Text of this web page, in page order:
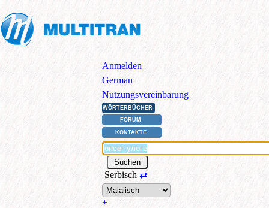
Anmelden |
German |
Nutzungsvereinbarung
WÖRTERBÜCHER
FORUM
KONTAKTE
Serbisch ⇄
+